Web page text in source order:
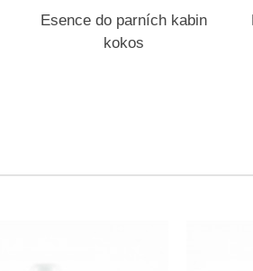
Esence do parních kabin
kokos